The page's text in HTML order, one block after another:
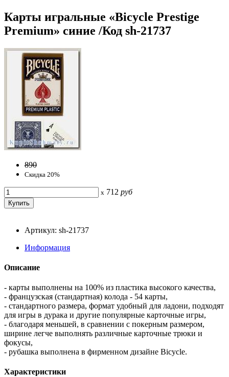
Карты игральные «Bicycle Prestige
Premium» синие /Код sh-21737
890
Скидка 20%
x 712 руб
Артикул: sh-21737
Информация
Описание
- карты выполнены на 100% из пластика высокого качества,
- французская (стандартная) колода - 54 карты,
- стандартного размера, формат удобный для ладони, подходят
для игры в дурака и другие популярные карточные игры,
- благодаря меньшей, в сравнении с покерным размером,
ширине легче выполнять различные карточные трюки и
фокусы,
- рубашка выполнена в фирменном дизайне Bicycle.
Характеристики